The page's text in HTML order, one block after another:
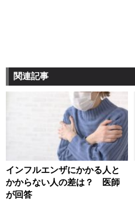
関連記事
インフルエンザにかかる人と
かからない人の差は？ 医師
が回答